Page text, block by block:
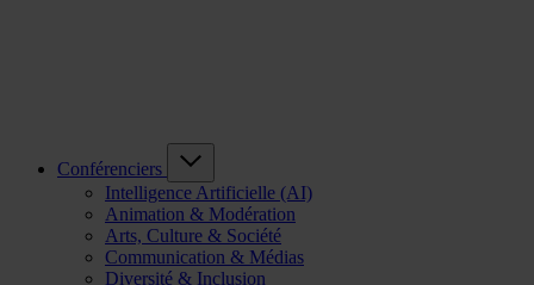
Conférenciers
Intelligence Artificielle (AI)
Animation & Modération
Arts, Culture & Société
Communication & Médias
Diversité & Inclusion